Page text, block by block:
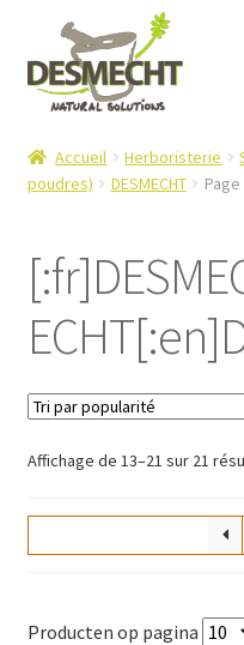
Aller
la
navigation
Aller
contenu
E-shop
Info
Contact
Accueil Herboristerie
poudres)
DESMECHT Page
Affichage de 13–21 sur 21
Producten op pagina